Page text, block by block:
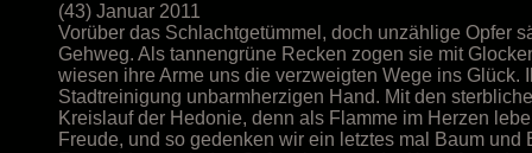
(43) Januar 2011
Vorüber das Schlachtgetümmel, doch unzählige Opfer
Gehweg. Als tannengrüne Recken zogen sie mit
wiesen ihre Arme uns die verzweigten Wege ins
Stadtreinigung unbarmherzigen Hand. Mit den
Kreislauf der Hedonie, denn als Flamme im Herzen
Freude, und so gedenken wir ein letztes mal Baum